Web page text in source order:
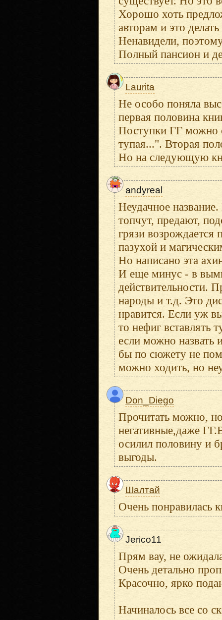
Хорошо хоть
авторам и это
Ненавидели,
Полный пансион и
Laurita
Не особо поняла
первая половина
Поступки ГГ можно
тупая...". Вторая
Но на следующую
andyreal
Неудачное
топчут, предают,
грязи
пазухой и
Но написано эта
И еще минус - в
действительности.
народы и т.д. Это
нравится. Если уж
то нефиг вставлять
если можно назвать
бы по сюжету не
можно ходить, но
Don_Diego
Прочитать можно,
негативные,даже
осилил половину и
выгоды.
Шалтай
Очень понравилась
Jerico11
Прям вау, не
Очень детально
Красочно, ярко
Начиналось все со